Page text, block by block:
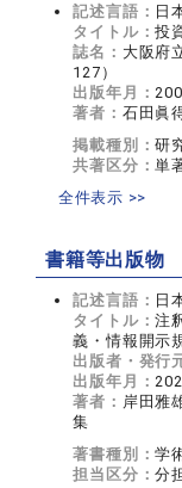
記述言語： 日
タイトル：投
誌名： 大阪府
127）
出版年月：
著者： 石田眞
掲載種別：研
共著区分：単
全件表示 >>
書籍等出版物
記述言語： 日
タイトル：注
義・情報開示
出版者・発行
出版年月：
著者： 岸田雅
集
著書種別：学
担当区分：分